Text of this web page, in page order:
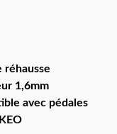
réhausse
1,6mm
avec pédales